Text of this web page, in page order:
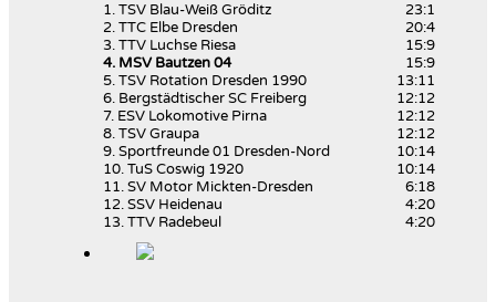
1. TSV Blau-Weiß Gröditz
23:1
2. TTC Elbe Dresden
20:4
3. TTV Luchse Riesa
15:9
4. MSV Bautzen 04
15:9
5. TSV Rotation Dresden 1990
13:11
6. Bergstädtischer SC Freiberg
12:12
7. ESV Lokomotive Pirna
12:12
8. TSV Graupa
12:12
9. Sportfreunde 01 Dresden-Nord
10:14
10. TuS Coswig 1920
10:14
11. SV Motor Mickten-Dresden
6:18
12. SSV Heidenau
4:20
13. TTV Radebeul
4:20